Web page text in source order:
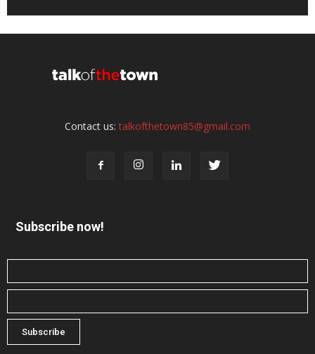
Contact us:talkofthetown85@gmail.com
Subscribe now!